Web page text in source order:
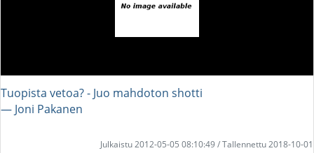
Tuopista vetoa? - Juo mahdoton shotti
― Joni Pakanen
Julkaistu 2012-05-05 08:10:49 / Tallennettu 2018-10-01